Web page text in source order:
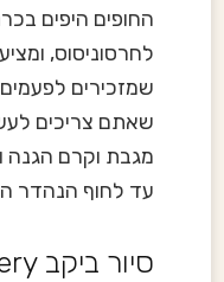
החופים היפים
לחרסוניסוס,
שמזכירים
שאתם צריכים
מגבת וקרם הגנה
עד לחוף הנהדר
סיור ביקב ‪Lyrarakis Winery‬